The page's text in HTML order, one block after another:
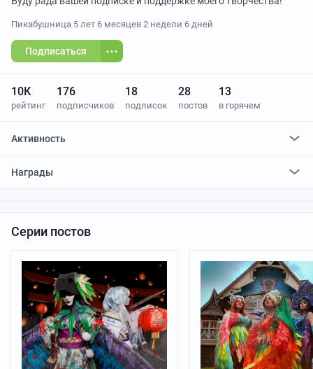
Пикабушница 5 лет 6 месяцев 2 недели 6 дней
Подписаться
10К
рейтинг
176
подписчиков
18
подписок
28
постов
13
в горячем
Активность
отредактировалa
Награды
Серии постов